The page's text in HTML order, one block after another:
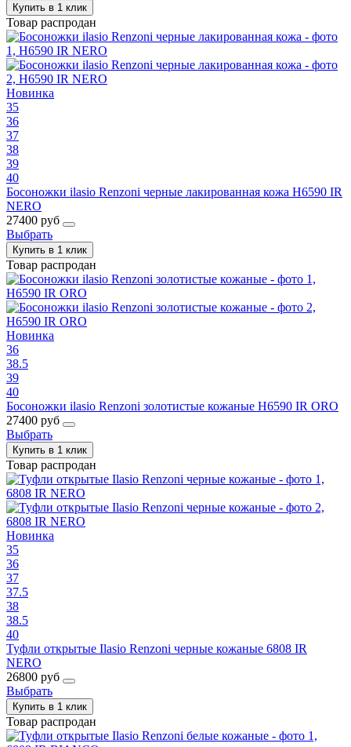
Купить в 1 клик
Товар распродан
Новинка
35
36
37
38
39
40
Босоножки ilasio Renzoni черные лакированная кожа H6590 IR
NERO
27400 руб
Выбрать
Купить в 1 клик
Товар распродан
Новинка
36
38.5
39
40
Босоножки ilasio Renzoni золотистые кожаные H6590 IR ORO
27400 руб
Выбрать
Купить в 1 клик
Товар распродан
Новинка
35
36
37
37.5
38
38.5
40
Туфли открытые Ilasio Renzoni черные кожаные 6808 IR
NERO
26800 руб
Выбрать
Купить в 1 клик
Товар распродан